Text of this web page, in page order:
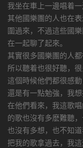
我坐在車上一邊唱着一
其他國樂團的人也在
圍過來，不過這些國
在一起聊了起來。
其實很多國樂團的人
所以聽着也很好聽，
這個時候他們都很感
還是有一點勉強，我想
在他們看來，我這歌
的歌也沒有多麽難聽
也沒有多想，也不知
把我的歌拿過去，我